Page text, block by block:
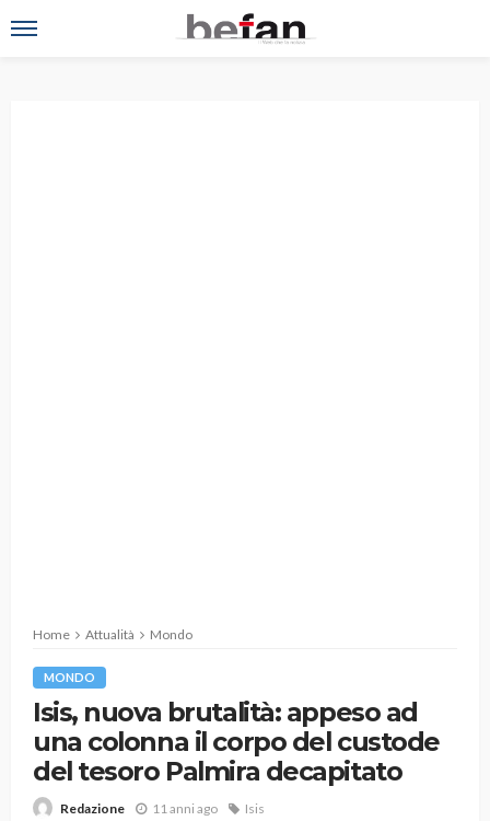
Home Attualità Mondo
MONDO
Isis, nuova brutalità: appeso ad
una colonna il corpo del custode
del tesoro Palmira decapitato
Redazione 11 anni ago Isis